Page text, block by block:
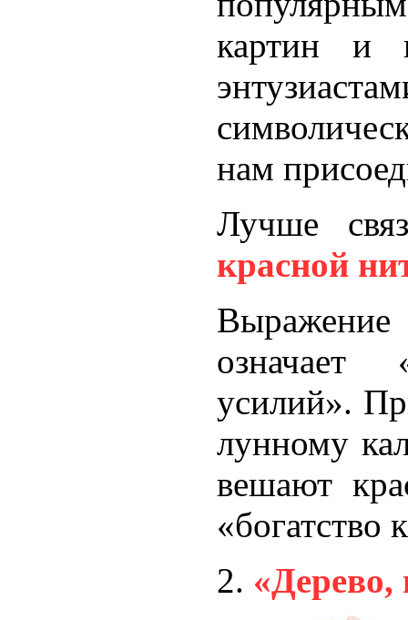
картин и
нам
Лучше
красной
Выражение
означает
усилий».
лунному
вешают
«богатство